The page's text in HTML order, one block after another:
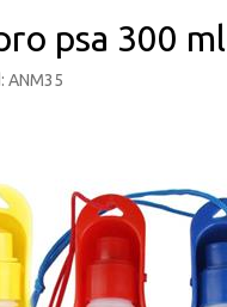
psa 300 ml
ANM35